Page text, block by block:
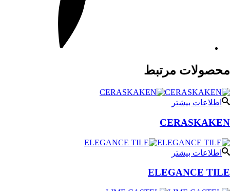
محصولات مرتبط
اطلاعات بیشتر
CERASKAKEN
اطلاعات بیشتر
ELEGANCE TILE